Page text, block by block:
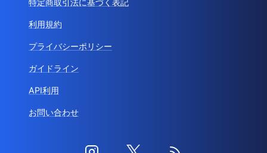
特定商取引法に基づく表記
利用規約
プライバシーポリシー
ガイドライン
API利用
お問い合わせ